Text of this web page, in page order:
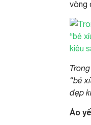
vòng
“bé
đẹp
Áo